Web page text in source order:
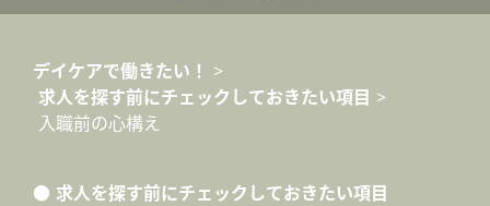
デイケアで働きたい！ >
求人を探す前にチェックしておきたい項目 >
入職前の心構え
求人を探す前にチェックしておきたい項目